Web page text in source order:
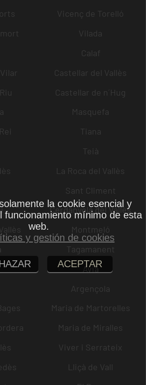
Vicenç de Torelló
Vilada
Calaf
Castellar del Vallès
Castellar de n´Hug
Masquefa
Tiana
Teià
La Roca del Vallès
Sant Climent
Cerdanyola del Vallès
Montmeló
Tagamanent
Avià
Argençola
Maria de Martorelles
Maria de Miralles
Viver i Serrateix
Lliçà de Vall
la cookie esencial y
funcionamiento mínimo de esta
web.
y gestión de cookies
ACEPTAR